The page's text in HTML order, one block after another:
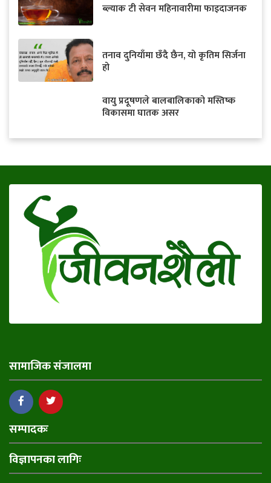
ब्ल्याक टी सेवन महिनावारीमा फाइदाजनक
तनाव दुनियाँमा छँदै छैन, यो कृतिम सिर्जना
हो
वायु प्रदूषणले बालबालिकाको मस्तिष्क
विकासमा घातक असर
सामाजिक संजालमा
सम्पादकः
विज्ञापनका लागिः